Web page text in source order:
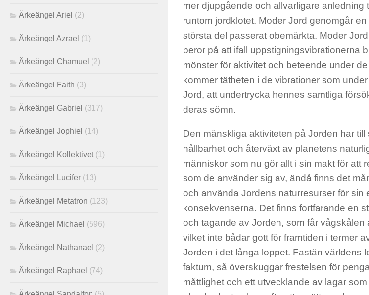
mer djupgående och allvarligare anledning
runtom jordklotet. Moder Jord genomgår
största del passerat obemärkta. Moder
beror på att ifall uppstigningsvibrationerna
mönster för aktivitet och beteende under
kommer tätheten i de vibrationer som
Jord, att undertrycka hennes samtliga
deras sömn.
Den mänskliga aktiviteten på Jorden har
hållbarhet och återväxt av planetens
människor som nu gör allt i sin makt för att
som de använder sig av, ändå finns det
och använda Jordens naturresurser för sin
konsekvenserna. Det finns fortfarande en
och tagande av Jorden, som får vågskålen
vilket inte bådar gott för framtiden i termer
Jorden i det långa loppet. Fastän världens
faktum, så överskuggar frestelsen för
måttlighet och ett utvecklande av lagar
Ärkeängel Ariel (2)
Ärkeängel Azrael (1)
Ärkeängel Chamuel (2)
Ärkeängel Faith (3)
Ärkeängel Gabriel (317)
Ärkeängel Jophiel (14)
Ärkeängel Kollektivet (1)
Ärkeängel Lucifer (13)
Ärkeängel Metatron (123)
Ärkeängel Michael (596)
Ärkeängel Nathanael (2)
Ärkeängel Raphael (74)